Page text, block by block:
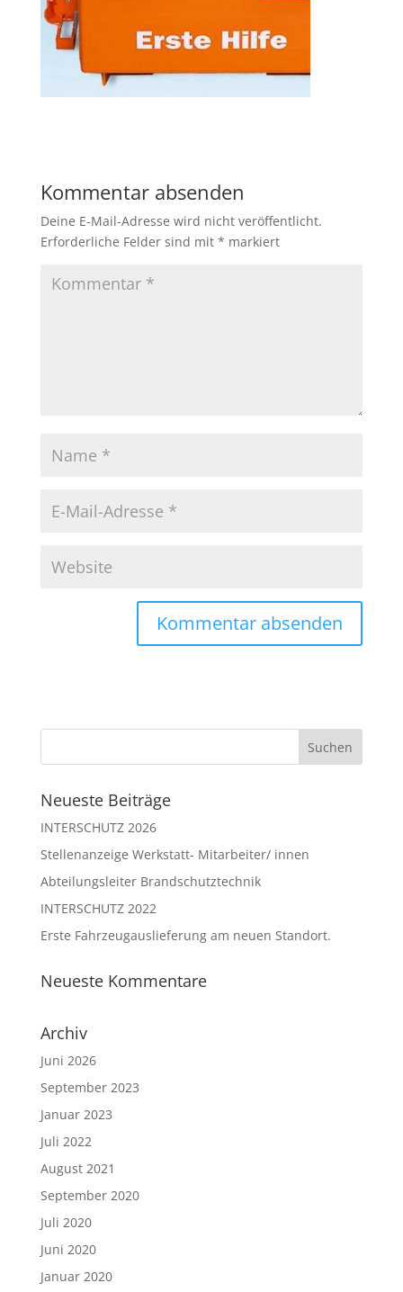
Kommentar absenden
Deine E-Mail-Adresse wird nicht veröffentlicht.
Erforderliche Felder sind mit * markiert
Neueste Beiträge
INTERSCHUTZ 2026
Stellenanzeige Werkstatt- Mitarbeiter/ innen
Abteilungsleiter Brandschutztechnik
INTERSCHUTZ 2022
Erste Fahrzeugauslieferung am neuen Standort.
Neueste Kommentare
Archiv
Juni 2026
September 2023
Januar 2023
Juli 2022
August 2021
September 2020
Juli 2020
Juni 2020
Januar 2020